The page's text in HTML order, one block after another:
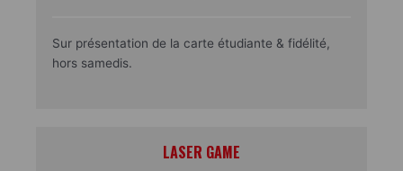
Sur présentation de la carte étudiante & fidélité,
hors samedis.
LASER GAME